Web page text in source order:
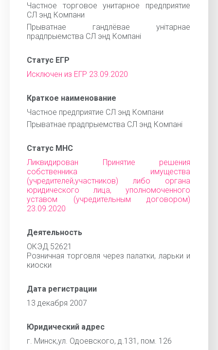
Частное торговое унитарное предприятие
СЛ энд Компани
Прыватнае гандлёвае унiтарнае
прадпрыемства СЛ энд Компанi
Статус ЕГР
Исключен из ЕГР 23.09.2020
Краткое наименование
Частное предприятие СЛ энд Компани
Прыватнае прадпрыемства СЛ энд Компанi
Статус МНС
Ликвидирован Принятие решения
собственника имущества
(учредителей,участников) либо органа
юридического лица, уполномоченного
уставом (учредительным договором)
23.09.2020
Деятельность
ОКЭД 52621
Розничная торговля через палатки, ларьки и
киоски
Дата регистрации
13 декабря 2007
Юридический адрес
г. Минск,ул. Одоевского, д.131, пом. 126